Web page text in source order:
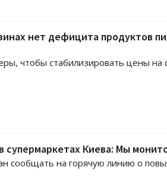
нет дефицита продуктов
чтобы стабилизировать цены на
супермаркетах Киева: Мы
сообщать на горячую линию о